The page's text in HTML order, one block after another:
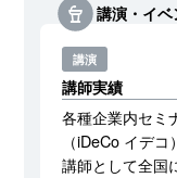
講演・イベ
講演
講師実績
各種企業内セミ
（iDeCo イデ
講師として全国